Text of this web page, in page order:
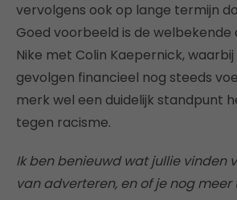
vervolgens ook op lange termijn
Goed voorbeeld is de
Nike met Colin Kaepernick, waarbij
gevolgen financieel nog steeds
merk wel een duidelijk standpunt
tegen racisme.
Ik ben benieuwd wat jullie vinden
van adverteren, en of je nog